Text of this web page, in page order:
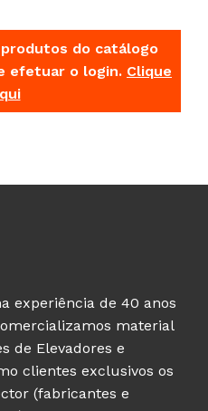
do catálogo
efetuar o login. Clique
experiência de 40 anos
material
de Elevadores e
clientes exclusivos os
(fabricantes e